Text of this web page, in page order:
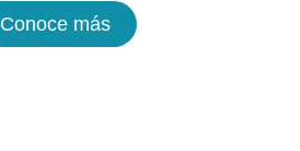
Conoce más